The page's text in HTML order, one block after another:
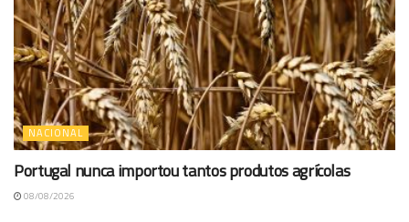
NACIONAL
Portugal nunca importou tantos produtos agrícolas
08/08/2026